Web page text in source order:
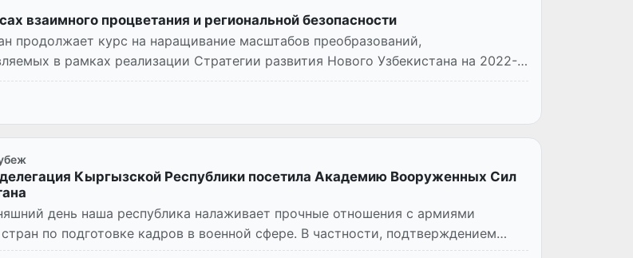
взаимного процветания и региональной безопасности
продолжает курс на наращивание масштабов преобразований,
в рамках реализации Стратегии развития Нового Узбекистана на 2022-
Это касается обеспеч...
Кыргызской Республики посетила Академию Вооруженных Сил
день наша республика налаживает прочные отношения с армиями
по подготовке кадров в военной сфере. В частности, подтверждением
ряд совме...